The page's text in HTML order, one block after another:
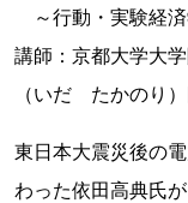
～行動・実験経
講師：京都大学
（いだ たかのり
東日本大震災後の
わった依田高典氏